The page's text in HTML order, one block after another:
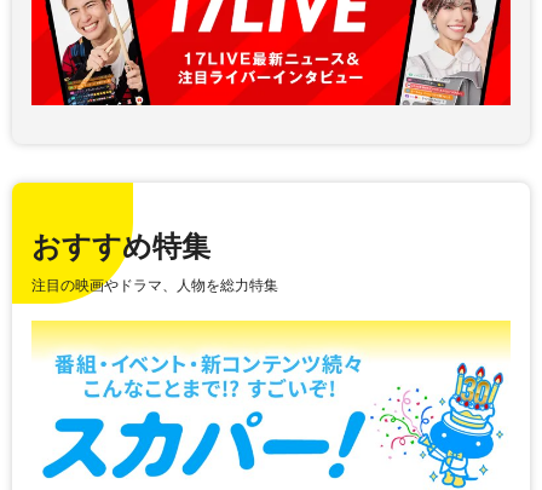
おすすめ特集
注目の映画やドラマ、人物を総力特集